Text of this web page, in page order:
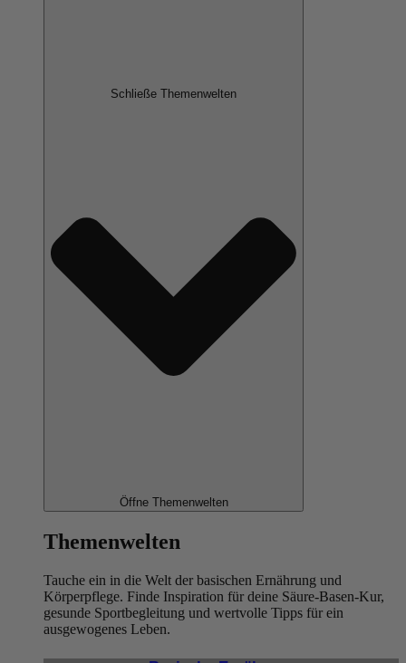
Schließe Themenwelten
Öffne Themenwelten
Themenwelten
Tauche ein in die Welt der basischen Ernährung und
Körperpflege. Finde Inspiration für deine Säure-Basen-Kur,
gesunde Sportbegleitung und wertvolle Tipps für ein
ausgewogenes Leben.